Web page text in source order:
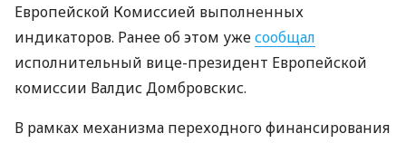
Европейской Комиссией выполненных
индикаторов. Ранее об этом ужесообщал
исполнительный вице-президент Европейской
комиссии Валдис Домбровскис.
В рамках механизма переходного финансирования